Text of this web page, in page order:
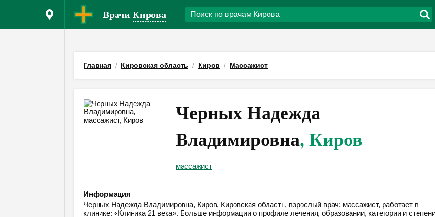
Врачи Кирова
Главная Кировская область Киров Массажист
Черных Надежда
Владимировна, Киров
массажист
Информация
Черных Надежда Владимировна, Киров, Кировская область, взрослый врач: массажист, работает в
клинике: «Клиника 21 века». Больше информации о профиле лечения, образовании, категории и